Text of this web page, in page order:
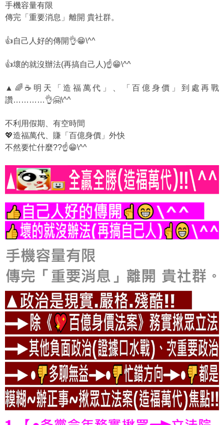
手機容量有限
傳完「重要消息」離開 貴社群。
👍自己人好的傳開👌😁\^^
👍壞的就沒辦法(再搞自己人)☝️😁\^^
▲🌈☕明天「造福萬代」、「百億身價」到處再戰
讚…………👌🤗\^^
不利用假期、有空時間
💖造福萬代、賺「百億身價」外快
不然要忙什麼??☝️😁\^^